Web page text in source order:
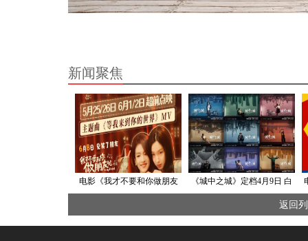
新闻聚焦
电影《我才不要和你做朋友
昊宇动情演绎笑闹青春神仙
《城中之城》定档4月9日 白
宇帆于和伟上演师徒燃爽对
决
返回